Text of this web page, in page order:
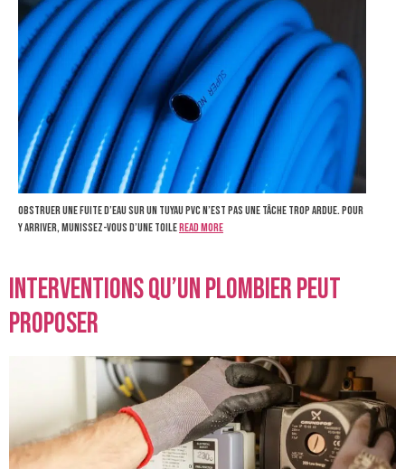
Obstruer une fuite d’eau sur un tuyau PVC n’est pas une tâche trop ardue. Pour
y arriver, munissez-vous d’une toileRead more
Interventions qu’un plombier peut
proposer